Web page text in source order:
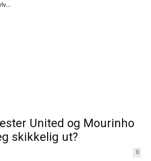
United og Mourinho
skikkelig ut?
0